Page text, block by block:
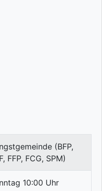
(BFP,
FFP, FCG, SPM)
10:00 Uhr